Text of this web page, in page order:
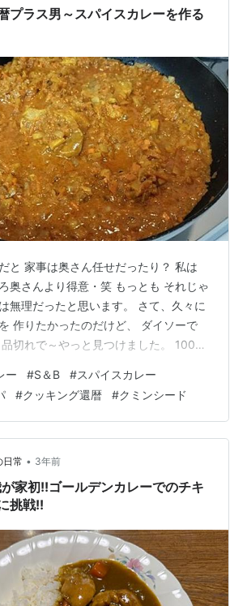
ので、そちらの作り方をご紹介した…
プラス男～スパイスカレーを作る
と 家事は奥さん任せだったり？ 私は
奥さんより得意・笑 もっとも それじゃ
無理だったと思います。 さて、久々に
作りたかったのだけど、 ダイソーで
切れで～やっと見つけました。 100円
ど～こういった変わったモノ？ ギャバ
だから 追加で買いました。 ギャバン
ド ホール 袋 100g GABAN(ギャバン)
も 日本式「S＆B ゴールデンカレー」
ど、 ス…
ー #S＆B #スパイスカレー
#クッキング還暦 #クミンシード
日常 • 3年前
家初!!ゴールデンカレーでのチキ
挑戦!!